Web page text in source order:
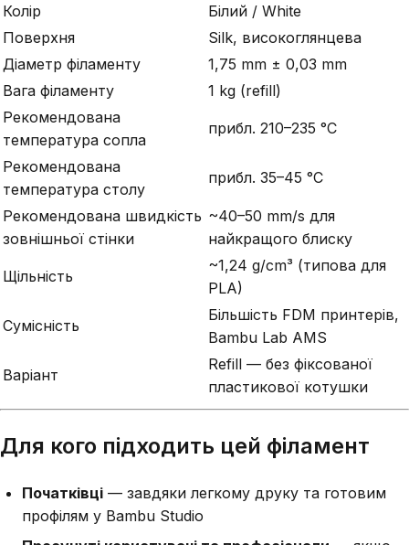
Колір
Білий / White
Поверхня
Silk, високоглянцева
Діаметр філаменту
1,75 mm ± 0,03 mm
Вага філаменту
1 kg (refill)
Рекомендована
температура сопла
прибл. 210–235 °C
Рекомендована
температура столу
прибл. 35–45 °C
Рекомендована швидкість
зовнішньої стінки
~40–50 mm/s для
найкращого блиску
Щільність
~1,24 g/cm³ (типова для
PLA)
Сумісність
Більшість FDM принтерів,
Bambu Lab AMS
Варіант
Refill — без фіксованої
пластикової котушки
Для кого підходить цей філамент
Початківці — завдяки легкому друку та готовим
профілям у Bambu Studio